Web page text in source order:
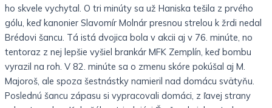
ho skvele vychytal. O tri minúty sa už Haniska tešila z prvého
gólu, keď kanonier Slavomír Molnár presnou strelou k žrdi nedal
Brédovi šancu. Tá istá dvojica bola v akcii aj v 76. minúte, no
tentoraz z nej lepšie vyšiel brankár MFK Zemplín, keď bombu
vyrazil na roh. V 82. minúte sa o zmenu skóre pokúšal aj M.
Majoroš, ale spoza šestnástky namieril nad domácu svätyňu.
Poslednú šancu zápasu si vypracovali domáci, z ľavej strany